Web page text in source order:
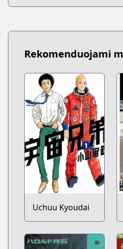
Rekomenduojami
Uchuu Kyoudai